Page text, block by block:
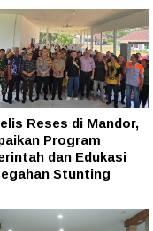
Reses di Mandor,
Program
dan Edukasi
Stunting